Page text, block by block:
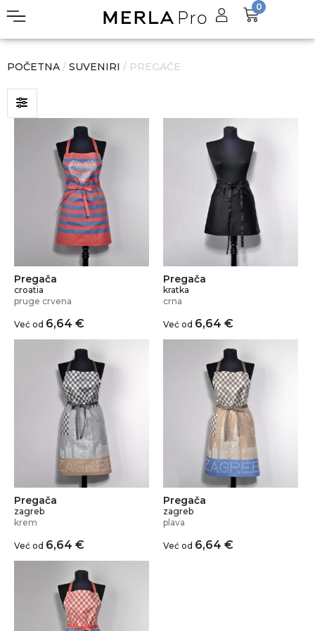
0
POČETNA / SUVENIRI / PREGAČE
Pregača
croatia
pruge crvena
Već od 6,64 €
Pregača
kratka
crna
Već od 6,64 €
Pregača
zagreb
krem
Već od 6,64 €
Pregača
zagreb
plava
Već od 6,64 €